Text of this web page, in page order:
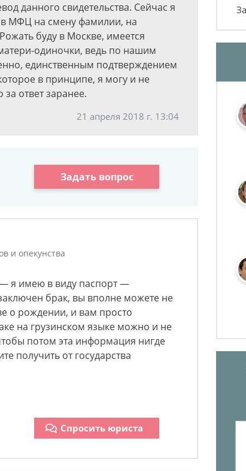
данного свидетельства. Сейчас я
в МФЦ на смену фамилии, на
буду в Москве, имеется
одиночки, ведь по нашим
единственным подтверждением
в принципе, я могу и не
ответ заранее.
21 апреля 2018 г. 13:04
Задать вопрос
и опекунства
я имею в виду паспорт —
брак, вы вполне можете не
о рождении, и вам просто
на грузинском языке можно и не
потом эта информация нигде
получить от государства
Спросить юриста